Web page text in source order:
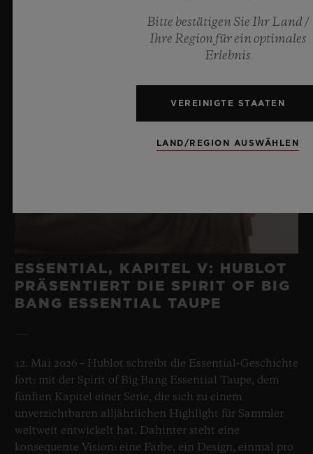
ESSENTIAL, KAPITEL V: HUBLOT
PRÄSENTIERT DIE SPIRIT OF BIG
BANG ESSENTIAL TAUPE
12. Mai 2026 – Hublot schreibt die Essential-Geschichte
fort: mit der Spirit of Big Bang Essential Taupe, dem
fünften Kapitel einer Serie, die sich zu einem
unverzichtbaren alljährlichen Highlight für Sammler
weltweit entwickelt hat. Dahinter steht eine
konsequente Vision: eine Farbe, ein Design, einmal pro
Bitte bestätigen Sie Ihr Land /
Ihre Region für ein optimales
Erlebnis
VEREINIGTE STAATEN
LAND/REGION AUSWÄHLEN